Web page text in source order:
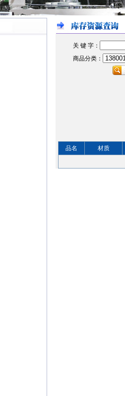
关 键 字：
商品分类：
品名 材质